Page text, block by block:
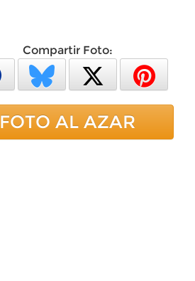
Compartir Foto:
FOTO AL AZAR